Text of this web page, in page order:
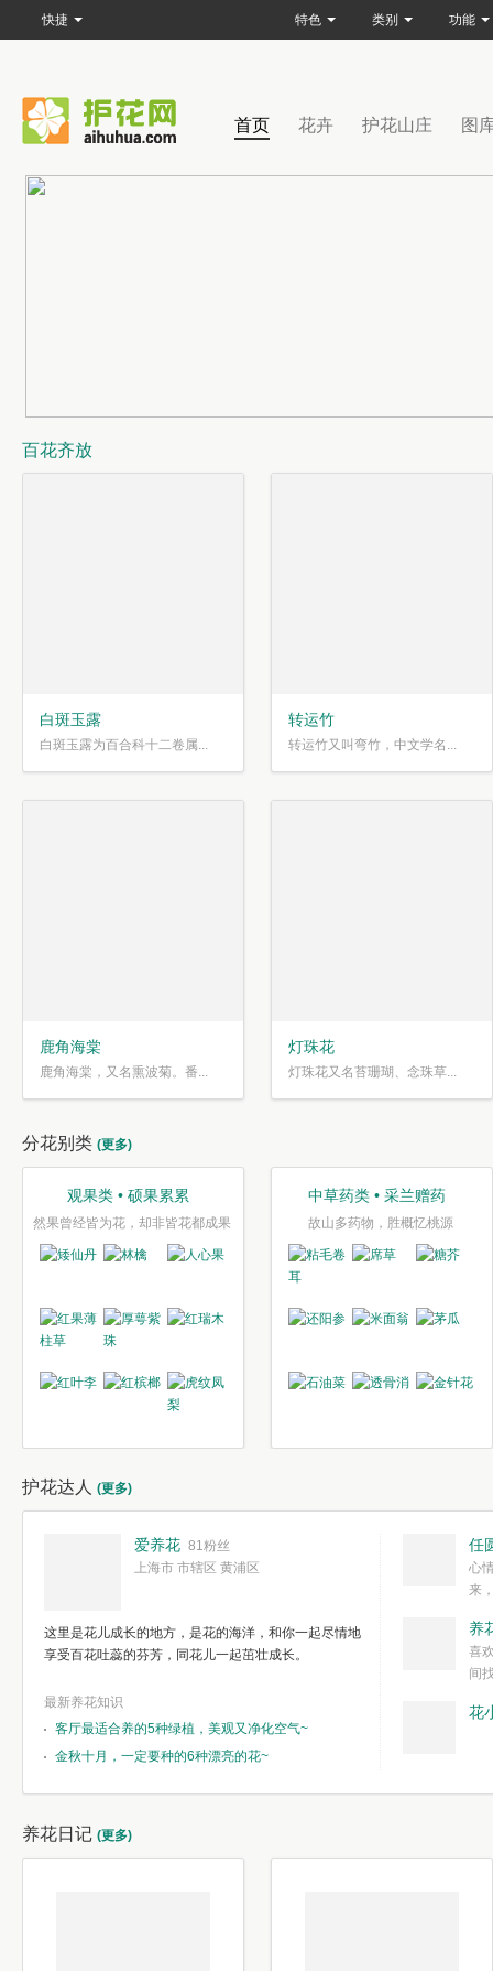
首页 花卉 护花山庄 图
百花齐放
白斑玉露
白斑玉露为百合科十二卷属...
转运竹
转运竹又叫弯竹，中文学名...
鹿角海棠
鹿角海棠，又名熏波菊。番...
灯珠花
灯珠花又名苔珊瑚、念珠草...
分花别类 (更多)
观果类 • 硕果累累
然果曾经皆为花，却非皆花都成果
中草药类 • 采兰赠药
故山多药物，胜概忆桃源
护花达人 (更多)
爱养花 81粉丝
上海市 市辖区 黄浦区
这里是花儿成长的地方，是花的海洋，和你一起尽情地
享受百花吐蕊的芬芳，同花儿一起茁壮成长。
最新养花知识
客厅最适合养的5种绿植，美观又净化空气~
金秋十月，一定要种的6种漂亮的花~
任
心
来
简单愉快的心
我们自己复杂
养
喜
间
花
养花日记 (更多)
快捷 特色 类别 功能